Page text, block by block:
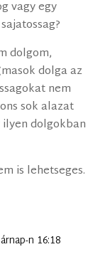
vagy egy
dolgom,
dolga az
nem
sok alazat
dolgokban
is lehetseges.
n 16:18